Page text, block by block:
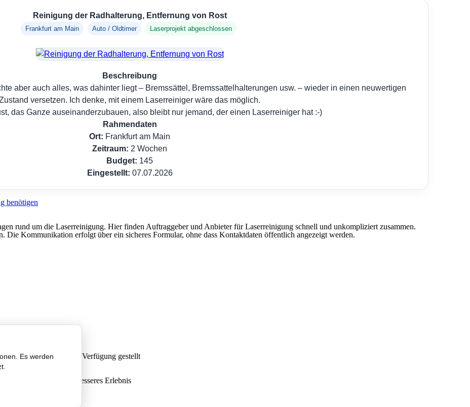
Es werden
Reinigung der Radhalterung, Entfernung von Rost
Frankfurt am Main Auto / Oldtimer Laserprojekt abgeschlossen
Beschreibung
aber auch alles, was dahinter liegt – Bremssättel, Bremssattelhalterungen usw. – wieder in einen neuwertigen
versetzen. Ich denke, mit einem Laserreiniger wäre das möglich.
das Ganze auseinanderzubauen, also bleibt nur jemand, der einen Laserreiniger hat :-)
Rahmendaten
Ort: Frankfurt am Main
Zeitraum: 2 Wochen
Budget: 145
Eingestellt: 07.07.2026
rund um die Laserreinigung. Hier finden Auftraggeber und Anbieter für Laserreinigung schnell und unkompliziert zusammen.
Die Kommunikation erfolgt über ein sicheres Formular, ohne dass Kontaktdaten öffentlich angezeigt werden.
PULSAR LASER
zur Verfügung gestellt
Startbildschirm für ein besseres Erlebnis